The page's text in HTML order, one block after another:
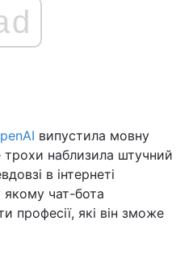
Війна
Політика
Світ
випустила мовну
наблизила штучний
в інтернеті
якому чат-бота
професії, які він зможе